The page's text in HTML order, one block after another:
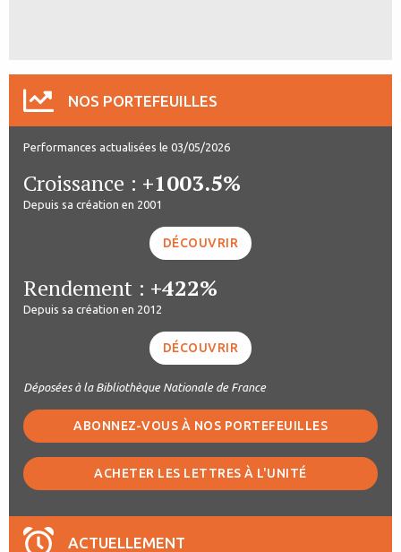
NOS PORTEFEUILLES
Performances actualisées le 03/05/2026
Croissance : +1003.5%
Depuis sa création en 2001
DÉCOUVRIR
Rendement : +422%
Depuis sa création en 2012
DÉCOUVRIR
Déposées à la Bibliothèque Nationale de France
ABONNEZ-VOUS À NOS PORTEFEUILLES
ACHETER LES LETTRES À L'UNITÉ
ACTUELLEMENT